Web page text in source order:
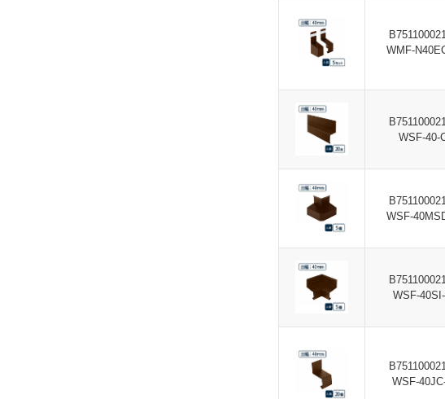
WMF-
WSF-40-
WSF-
WSF-
WSF-